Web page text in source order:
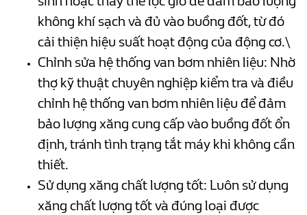
không khí sạch và đủ vào buồng đốt, từ đó
cải thiện hiệu suất hoạt động của động cơ.\
Chỉnh sửa hệ thống van bơm nhiên liệu: Nhờ
thợ kỹ thuật chuyên nghiệp kiểm tra và điều
chỉnh hệ thống van bơm nhiên liệu để đảm
bảo lượng xăng cung cấp vào buồng đốt ổn
định, tránh tình trạng tắt máy khi không cần
thiết.
Sử dụng xăng chất lượng tốt: Luôn sử dụng
xăng chất lượng tốt và đúng loại được